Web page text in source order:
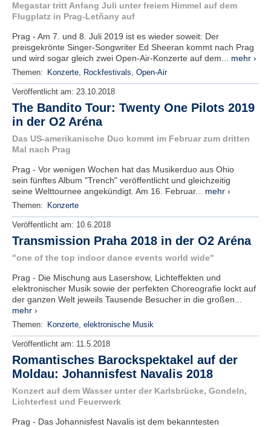
Megastar tritt Anfang Juli unter freiem Himmel auf dem
Flugplatz in Prag-Letňany auf
Prag - Am 7. und 8. Juli 2019 ist es wieder soweit: Der
preisgekrönte Singer-Songwriter Ed Sheeran kommt nach Prag
und wird sogar gleich zwei Open-Air-Konzerte auf dem... mehr ›
Themen: Konzerte, Rockfestivals, Open-Air
Veröffentlicht am: 23.10.2018
The Bandito Tour: Twenty One Pilots 2019
in der O2 Aréna
Das US-amerikanische Duo kommt im Februar zum dritten
Mal nach Prag
Prag - Vor wenigen Wochen hat das Musikerduo aus Ohio
sein fünftes Album "Trench" veröffentlicht und gleichzeitig
seine Welttournee angekündigt. Am 16. Februar... mehr ›
Themen: Konzerte
Veröffentlicht am: 10.6.2018
Transmission Praha 2018 in der O2 Aréna
"one of the top indoor dance events world wide"
Prag - Die Mischung aus Lasershow, Lichteffekten und
elektronischer Musik sowie der perfekten Choreografie lockt auf
der ganzen Welt jeweils Tausende Besucher in die großen...
mehr ›
Themen: Konzerte, elektronische Musik
Veröffentlicht am: 11.5.2018
Romantisches Barockspektakel auf der
Moldau: Johannisfest Navalis 2018
Konzert auf dem Wasser unter der Karlsbrücke, Gondeln,
Lichterfest und Feuerwerk
Prag - Das Johannisfest Navalis ist dem bekanntesten